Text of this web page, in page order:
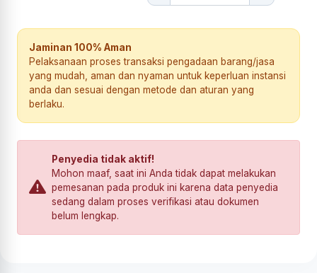
Jaminan 100% Aman
Pelaksanaan proses transaksi pengadaan barang/jasa
yang mudah, aman dan nyaman untuk keperluan instansi
anda dan sesuai dengan metode dan aturan yang
berlaku.
Penyedia tidak aktif!
Mohon maaf, saat ini Anda tidak dapat melakukan
pemesanan pada produk ini karena data penyedia
sedang dalam proses verifikasi atau dokumen
belum lengkap.